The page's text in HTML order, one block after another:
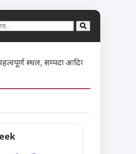
सम्पदा आदिको बारेमा प्रचार गरी